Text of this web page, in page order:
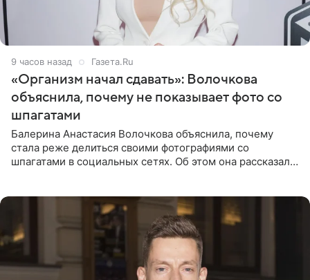
9 часов назад Газета.Ru
«Организм начал сдавать»: Волочкова
объяснила, почему не показывает фото со
шпагатами
Балерина Анастасия Волочкова объяснила, почему
стала реже делиться своими фотографиями со
шпагатами в социальных сетях. Об этом она рассказала